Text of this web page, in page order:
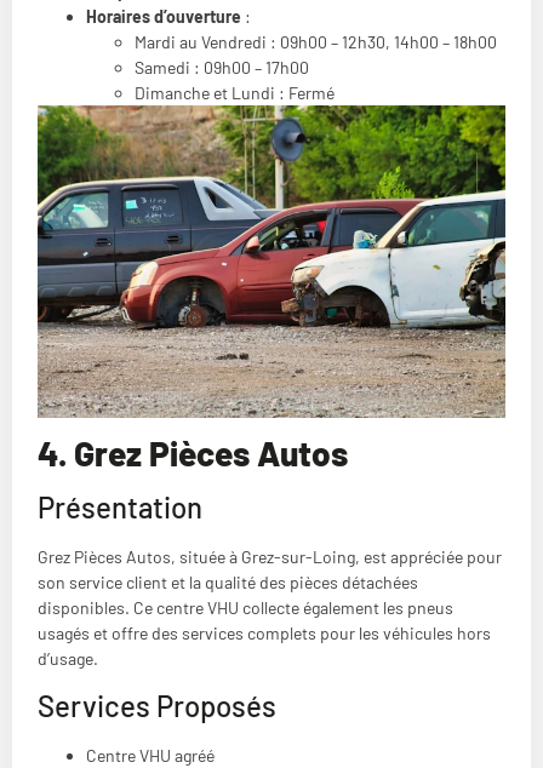
Horaires d’ouverture :
Mardi au Vendredi : 09h00 – 12h30, 14h00 – 18h00
Samedi : 09h00 – 17h00
Dimanche et Lundi : Fermé
4. Grez Pièces Autos
Présentation
Grez Pièces Autos, située à Grez-sur-Loing, est appréciée pour
son service client et la qualité des pièces détachées
disponibles. Ce centre VHU collecte également les pneus
usagés et offre des services complets pour les véhicules hors
d’usage.
Services Proposés
Centre VHU agréé